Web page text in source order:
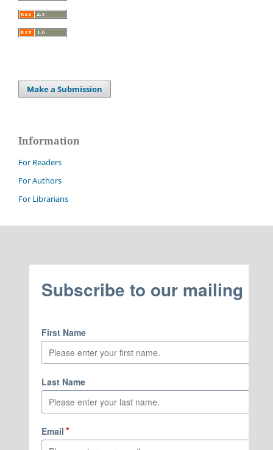
Make a Submission
Information
For Readers
For Authors
For Librarians